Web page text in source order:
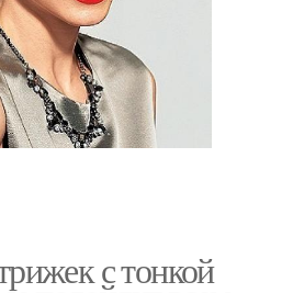
с тонкой